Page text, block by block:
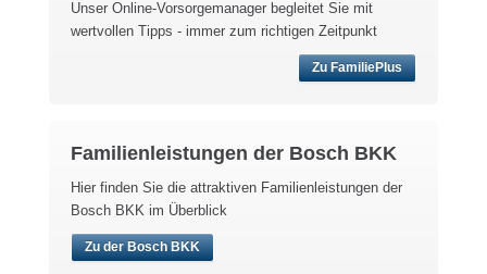
Unser Online-Vorsorgemanager begleitet Sie mit
wertvollen Tipps - immer zum richtigen Zeitpunkt
Zu FamiliePlus
Familienleistungen der Bosch BKK
Hier finden Sie die attraktiven Familienleistungen der
Bosch BKK im Überblick
Zu der Bosch BKK